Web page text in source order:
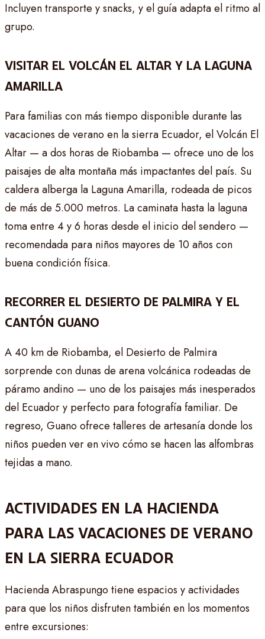
Incluyen transporte y snacks, y el guía adapta el ritmo al
grupo.
VISITAR EL VOLCÁN EL ALTAR Y LA LAGUNA
AMARILLA
Para familias con más tiempo disponible durante las
vacaciones de verano en la sierra Ecuador, el Volcán El
Altar — a dos horas de Riobamba — ofrece uno de los
paisajes de alta montaña más impactantes del país. Su
caldera alberga la Laguna Amarilla, rodeada de picos
de más de 5.000 metros. La caminata hasta la laguna
toma entre 4 y 6 horas desde el inicio del sendero —
recomendada para niños mayores de 10 años con
buena condición física.
RECORRER EL DESIERTO DE PALMIRA Y EL
CANTÓN GUANO
A 40 km de Riobamba, el Desierto de Palmira
sorprende con dunas de arena volcánica rodeadas de
páramo andino — uno de los paisajes más inesperados
del Ecuador y perfecto para fotografía familiar. De
regreso, Guano ofrece talleres de artesanía donde los
niños pueden ver en vivo cómo se hacen las alfombras
tejidas a mano.
ACTIVIDADES EN LA HACIENDA
PARA LAS VACACIONES DE VERANO
EN LA SIERRA ECUADOR
Hacienda Abraspungo tiene espacios y actividades
para que los niños disfruten también en los momentos
entre excursiones: